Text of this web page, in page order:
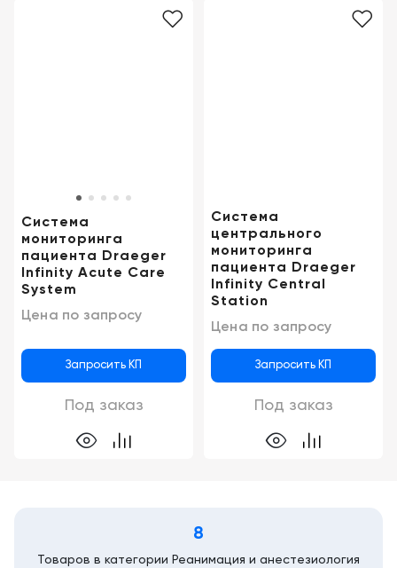
Система
мониторинга
пациента Draeger
Infinity Acute Care
System
Цена по запросу
Запросить КП
Под заказ
Система
центрального
мониторинга
пациента Draeger
Infinity Central
Station
Цена по запросу
Запросить КП
Под заказ
8
Товаров в категории Реанимация и анестезиология